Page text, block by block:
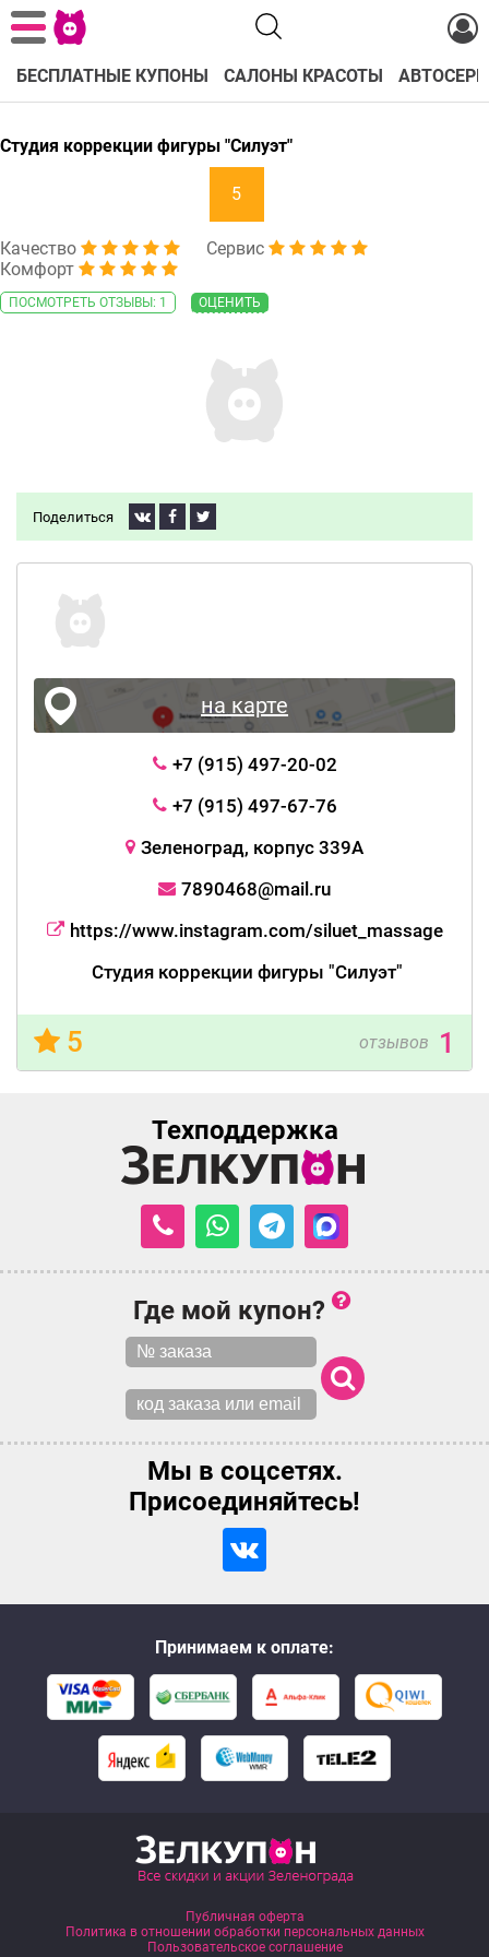
БЕСПЛАТНЫЕ КУПОНЫ САЛОНЫ КРАСОТЫ
Студия коррекции фигуры "Силуэт"
5
Качество
Сервис
Комфорт
ПОСМОТРЕТЬ ОТЗЫВЫ: 1 ОЦЕНИТЬ
Поделиться
на карте
+7 (915) 497-20-02
+7 (915) 497-67-76
Зеленоград, корпус 339А
7890468@mail.ru
https://www.instagram.com/siluet_massage
Студия коррекции фигуры "Силуэт"
5 отзывов 1
Техподдержка
Где мой купон?
Мы в соцсетях.
Присоединяйтесь!
Принимаем к оплате:
Публичная оферта
Политика в отношении обработки персональных данных
Пользовательское соглашение